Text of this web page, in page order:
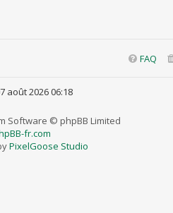
FAQ
août 2026 06:18
Software © phpBB Limited
fr.com
PixelGoose Studio